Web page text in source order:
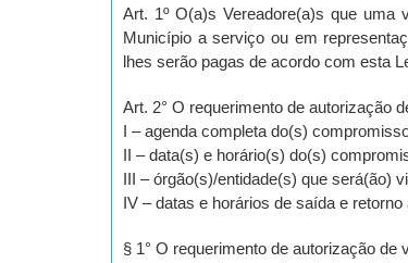
Art. 1º O(a)s Vereadore(a)s que uma
Município a serviço ou em
lhes serão pagas de acordo com esta
Art. 2° O requerimento de autorização
I – agenda completa do(s)
II – data(s) e horário(s) do(s)
III – órgão(s)/entidade(s) que será(ão)
IV – datas e horários de saída e retorno
§ 1° O requerimento de autorização